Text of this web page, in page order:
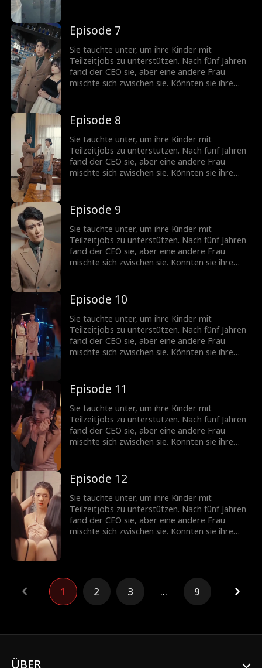
Episode 7
Sie tauchte unter, um ihre Kinder mit
Teilzeitjobs zu unterstützen. Nach fünf Jahren
fand der CEO sie, aber eine andere Frau
mischte sich zwischen sie. Könnten sie ihre
Episode 8
Sie tauchte unter, um ihre Kinder mit
Teilzeitjobs zu unterstützen. Nach fünf Jahren
fand der CEO sie, aber eine andere Frau
mischte sich zwischen sie. Könnten sie ihre
Episode 9
Sie tauchte unter, um ihre Kinder mit
Teilzeitjobs zu unterstützen. Nach fünf Jahren
fand der CEO sie, aber eine andere Frau
mischte sich zwischen sie. Könnten sie ihre
Episode 10
Sie tauchte unter, um ihre Kinder mit
Teilzeitjobs zu unterstützen. Nach fünf Jahren
fand der CEO sie, aber eine andere Frau
mischte sich zwischen sie. Könnten sie ihre
Episode 11
Sie tauchte unter, um ihre Kinder mit
Teilzeitjobs zu unterstützen. Nach fünf Jahren
fand der CEO sie, aber eine andere Frau
mischte sich zwischen sie. Könnten sie ihre
Episode 12
Sie tauchte unter, um ihre Kinder mit
Teilzeitjobs zu unterstützen. Nach fünf Jahren
fand der CEO sie, aber eine andere Frau
mischte sich zwischen sie. Könnten sie ihre
1 2 3 ... 9
ÜBER